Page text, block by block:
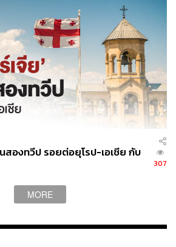
THE STANDARD WEALTH
สำนักข่าวเศรษฐกิจ ธุรกิจ และการลงทุน โดย
ทีมข่าว THE STANDARD
สองทวีป รอยต่อยุโรป-เอเชีย กับ
307
MORE